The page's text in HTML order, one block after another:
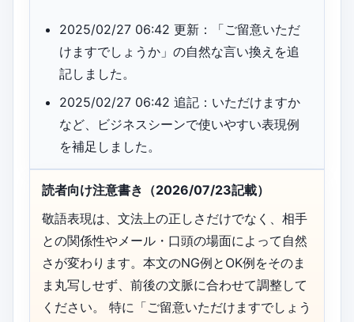
2025/02/27 06:42 更新：「ご留意いただ
けますでしょうか」の自然な言い換えを追
記しました。
2025/02/27 06:42 追記：いただけますか
など、ビジネスシーンで使いやすい表現例
を補足しました。
読者向け注意書き（2026/07/23記載）
敬語表現は、文法上の正しさだけでなく、相手
との関係性やメール・口頭の場面によって自然
さが変わります。本文のNG例とOK例をそのま
ま丸写しせず、前後の文脈に合わせて調整して
ください。 特に「ご留意いただけますでしょう